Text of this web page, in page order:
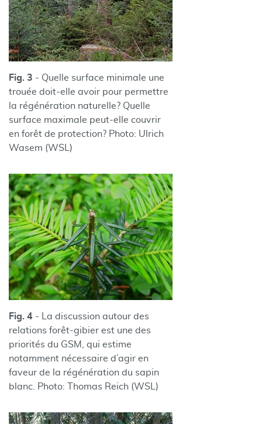
Fig. 3 - Quelle surface minimale une
trouée doit-elle avoir pour permettre
la régénération naturelle? Quelle
surface maximale peut-elle couvrir
en forêt de protection? Photo: Ulrich
Wasem (WSL)
Fig. 4 - La discussion autour des
relations forêt-gibier est une des
priorités du GSM, qui estime
notamment nécessaire d’agir en
faveur de la régénération du sapin
blanc. Photo: Thomas Reich (WSL)